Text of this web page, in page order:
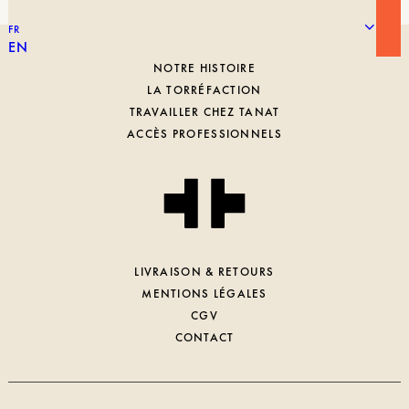
FR
EN
NOTRE HISTOIRE
LA TORRÉFACTION
TRAVAILLER CHEZ TANAT
ACCÈS PROFESSIONNELS
LIVRAISON & RETOURS
MENTIONS LÉGALES
CGV
CONTACT